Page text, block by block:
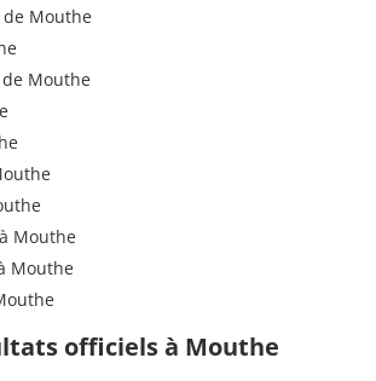
Mouthe
Mouthe
Mouthe
Mouthe
officiels à Mouthe